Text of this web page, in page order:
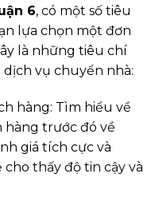
6, có một số tiêu
lựa chọn một đơn
là những tiêu chí
vụ chuyển nhà:
hàng: Tìm hiểu về
hàng trước đó về
giá tích cực và
thấy độ tin cậy và